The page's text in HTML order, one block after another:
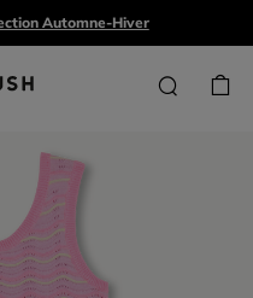
Automne-Hiver